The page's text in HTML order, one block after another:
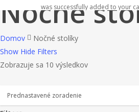
was successfully added to your
Nočné
Domov
Nočné stolíky
Show Hide Filters
Zobrazuje sa 10 výsledkov